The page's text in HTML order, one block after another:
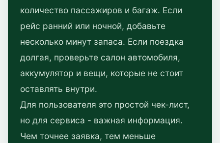
количество пассажиров и багаж. Если
рейс ранний или ночной, добавьте
несколько минут запаса. Если поездка
долгая, проверьте салон автомобиля,
аккумулятор и вещи, которые не стоит
оставлять внутри.
Для пользователя это простой чек-лист,
но для сервиса - важная информация.
Чем точнее заявка, тем меньше